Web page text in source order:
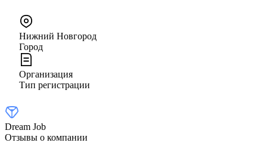
Нижний Новгород
Город
Организация
Тип регистрации
Dream Job
Отзывы о компании